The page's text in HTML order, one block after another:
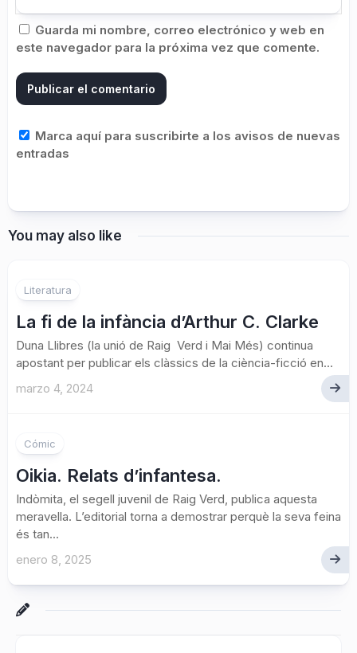
Guarda mi nombre, correo electrónico y web en
este navegador para la próxima vez que comente.
Marca aquí para suscribirte a los avisos de nuevas
entradas
You may also like
Literatura
La fi de la infància d’Arthur C. Clarke
Duna Llibres (la unió de Raig Verd i Mai Més) continua
apostant per publicar els clàssics de la ciència-ficció en...
marzo 4, 2024
Cómic
Oikia. Relats d’infantesa.
Indòmita, el segell juvenil de Raig Verd, publica aquesta
meravella. L’editorial torna a demostrar perquè la seva feina
és tan...
enero 8, 2025